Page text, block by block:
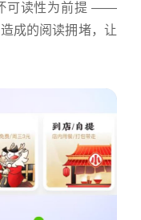
可读性为前提 ——
成的阅读拥堵，让